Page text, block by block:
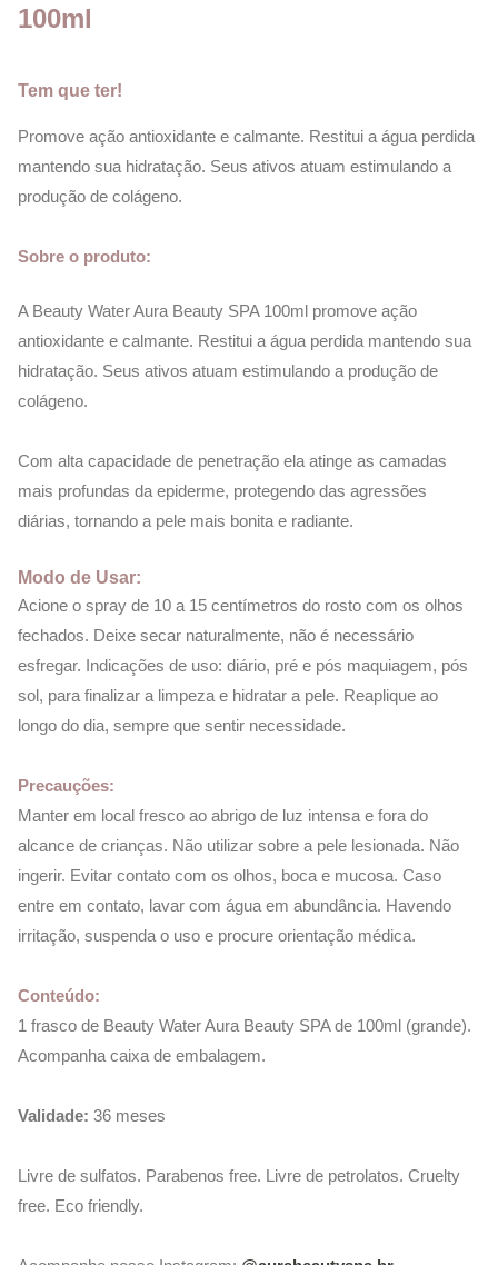
100ml
Tem que ter!
Promove ação antioxidante e calmante. Restitui a água perdida
mantendo sua hidratação. Seus ativos atuam estimulando a
produção de colágeno.
Sobre o produto:
A Beauty Water Aura Beauty SPA 100ml promove ação
antioxidante e calmante. Restitui a água perdida mantendo sua
hidratação. Seus ativos atuam estimulando a produção de
colágeno.
Com alta capacidade de penetração ela atinge as camadas
mais profundas da epiderme, protegendo das agressões
diárias, tornando a pele mais bonita e radiante.
Modo de Usar:
Acione o spray de 10 a 15 centímetros do rosto com os olhos
fechados. Deixe secar naturalmente, não é necessário
esfregar. Indicações de uso: diário, pré e pós maquiagem, pós
sol, para finalizar a limpeza e hidratar a pele. Reaplique ao
longo do dia, sempre que sentir necessidade.
Precauções:
Manter em local fresco ao abrigo de luz intensa e fora do
alcance de crianças. Não utilizar sobre a pele lesionada. Não
ingerir. Evitar contato com os olhos, boca e mucosa. Caso
entre em contato, lavar com água em abundância. Havendo
irritação, suspenda o uso e procure orientação médica.
Conteúdo:
1 frasco de Beauty Water Aura Beauty SPA de 100ml (grande).
Acompanha caixa de embalagem.
Validade: 36 meses
Livre de sulfatos. Parabenos free. Livre de petrolatos. Cruelty
free. Eco friendly.